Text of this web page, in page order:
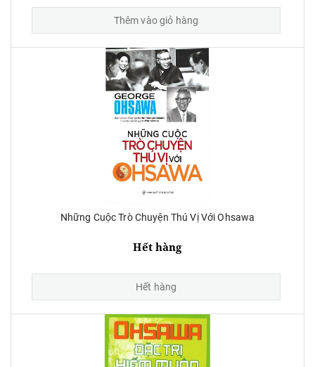
Thêm vào giỏ hàng
Những Cuộc Trò Chuyện Thú Vị Với Ohsawa
Hết hàng
Hết hàng